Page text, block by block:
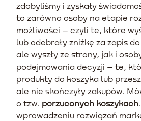
zdobyliśmy i zyskały
to zarówno osoby na etapie
możliwości – czyli te, które
lub odebrały zniżkę za zapis
ale wyszły ze strony, jak i
podejmowania decyzji – te,
produkty do koszyka lub
ale nie skończyły zakupów.
o tzw. porzuconych koszykach
wprowadzeniu rozwiązań